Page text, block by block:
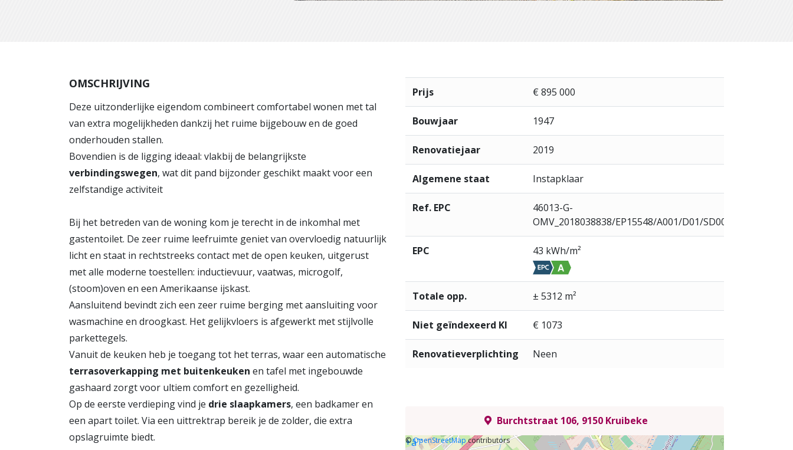
Prijs € 895 000
Bouwjaar 1947
Renovatiejaar 2019
Algemene staat Instapklaar
Ref. EPC
46013-G-
OMV_2018038838/EP15548/A001/D01/SD001
EPC 43 kWh/m²
Totale opp. ± 5312 m²
Niet geïndexeerd KI € 1073
Renovatieverplichting Neen
Burchtstraat 106, 9150 Kruibeke
+âˆ’
©OpenStreetMapcontributors
OMSCHRIJVING
Deze uitzonderlijke eigendom combineert comfortabel wonen met tal
van extra mogelijkheden dankzij het ruime bijgebouw en de goed
onderhouden stallen.
Bovendien is de ligging ideaal: vlakbij de belangrijkste
verbindingswegen, wat dit pand bijzonder geschikt maakt voor een
zelfstandige activiteit
Bij het betreden van de woning kom je terecht in de inkomhal met
gastentoilet. De zeer ruime leefruimte geniet van overvloedig natuurlijk
licht en staat in rechtstreeks contact met de open keuken, uitgerust
met alle moderne toestellen: inductievuur, vaatwas, microgolf,
(stoom)oven en een Amerikaanse ijskast.
Aansluitend bevindt zich een zeer ruime berging met aansluiting voor
wasmachine en droogkast. Het gelijkvloers is afgewerkt met stijlvolle
parkettegels.
Vanuit de keuken heb je toegang tot het terras, waar een automatische
terrasoverkapping met buitenkeuken en tafel met ingebouwde
gashaard zorgt voor ultiem comfort en gezelligheid.
Op de eerste verdieping vind je drie slaapkamers, een badkamer en
een apart toilet. Via een uittrektrap bereik je de zolder, die extra
opslagruimte biedt.